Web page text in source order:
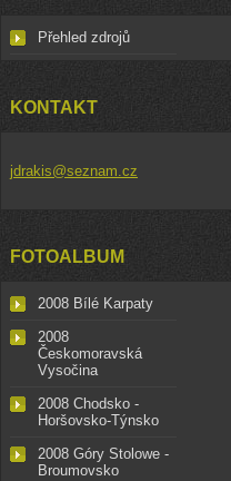
Přehled zdrojů
KONTAKT
jdrakis@seznam.cz
FOTOALBUM
2008 Bílé Karpaty
2008
Českomoravská
Vysočina
2008 Chodsko -
Horšovsko-Týnsko
2008 Góry Stolowe -
Broumovsko